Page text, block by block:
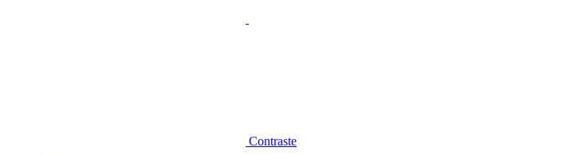
Contraste